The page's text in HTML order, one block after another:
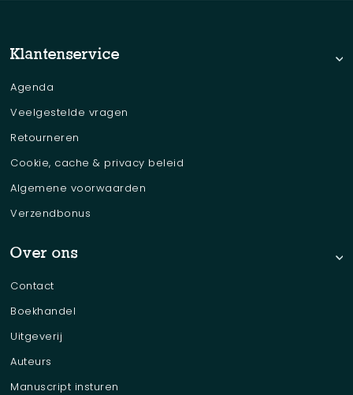
Klantenservice
Agenda
Veelgestelde vragen
Retourneren
Cookie, cache & privacy beleid
Algemene voorwaarden
Verzendbonus
Over ons
Contact
Boekhandel
Uitgeverij
Auteurs
Manuscript insturen